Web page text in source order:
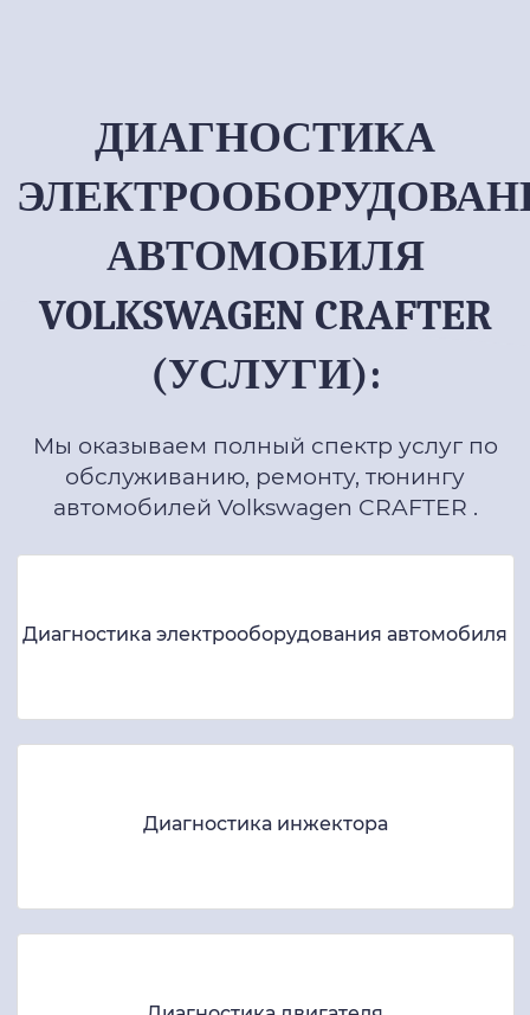
ДИАГНОСТИКА
АВТОМОБИЛЯ
VOLKSWAGEN CRAFTER
(УСЛУГИ):
Мы оказываем полный спектр услуг по
обслуживанию, ремонту, тюнингу
автомобилей Volkswagen CRAFTER .
Диагностика электрооборудования автомобиля
Диагностика инжектора